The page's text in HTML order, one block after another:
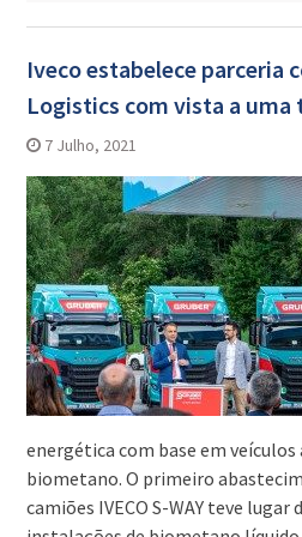
Iveco estabelece parceria
Logistics com vista a uma
7 Julho, 2021
energética com base em
biometano. O primeiro
camiões IVECO S-WAY teve